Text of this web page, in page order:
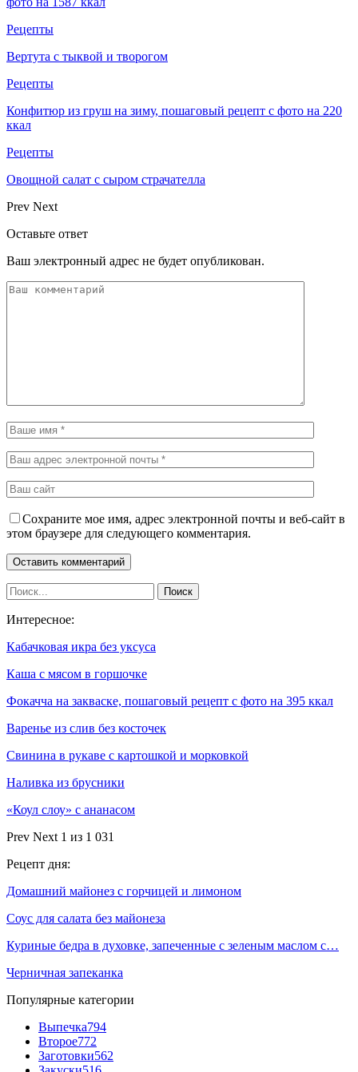
Рецепты
Вертута с тыквой и творогом
Рецепты
Конфитюр из груш на зиму, пошаговый рецепт с фото на 220
ккал
Рецепты
Овощной салат с сыром страчателла
Prev Next
Оставьте ответ
Ваш электронный адрес не будет опубликован.
Сохраните мое имя, адрес электронной почты и веб-сайт в
этом браузере для следующего комментария.
Интересное:
Кабачковая икра без уксуса
Каша с мясом в горшочке
Фокачча на закваске, пошаговый рецепт с фото на 395 ккал
Варенье из слив без косточек
Свинина в рукаве с картошкой и морковкой
Наливка из брусники
«Коул слоу» с ананасом
Prev Next 1 из 1 031
Рецепт дня:
Домашний майонез с горчицей и лимоном
Соус для салата без майонеза
Куриные бедра в духовке, запеченные с зеленым маслом с…
Черничная запеканка
Популярные категории
Выпечка794
Второе772
Заготовки562